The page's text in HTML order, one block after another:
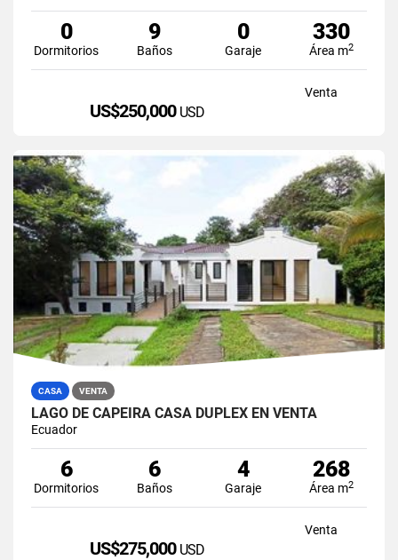
0
Dormitorios
9
Baños
0
Garaje
330
Área m2
Venta
US$250,000 USD
CASA VENTA
LAGO DE CAPEIRA CASA DUPLEX EN VENTA
Ecuador
6
Dormitorios
6
Baños
4
Garaje
268
Área m2
Venta
US$275,000 USD